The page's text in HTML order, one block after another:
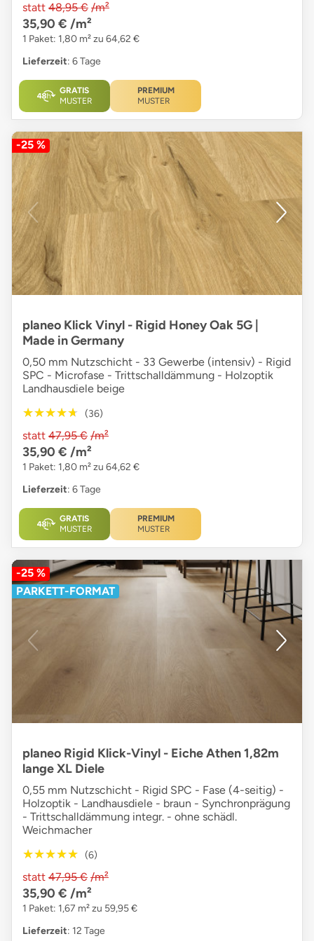
statt 48,95 € /m²
35,90 € /m²
1 Paket: 1,80 m² zu 64,62 €
Lieferzeit: 6 Tage
GRATIS
MUSTER
PREMIUM
MUSTER
-25 %
planeo Klick Vinyl - Rigid Honey Oak 5G |
Made in Germany
0,50 mm Nutzschicht - 33 Gewerbe (intensiv) - Rigid
SPC - Microfase - Trittschalldämmung - Holzoptik
Landhausdiele beige
★★★★★
★★★★★ (36)
statt 47,95 € /m²
35,90 € /m²
1 Paket: 1,80 m² zu 64,62 €
Lieferzeit: 6 Tage
GRATIS
MUSTER
PREMIUM
MUSTER
-25 %
PARKETT-FORMAT
planeo Rigid Klick-Vinyl - Eiche Athen 1,82m
lange XL Diele
0,55 mm Nutzschicht - Rigid SPC - Fase (4-seitig) -
Holzoptik - Landhausdiele - braun - Synchronprägung
- Trittschalldämmung integr. - ohne schädl.
Weichmacher
★★★★★
★★★★★ (6)
statt 47,95 € /m²
35,90 € /m²
1 Paket: 1,67 m² zu 59,95 €
Lieferzeit: 12 Tage